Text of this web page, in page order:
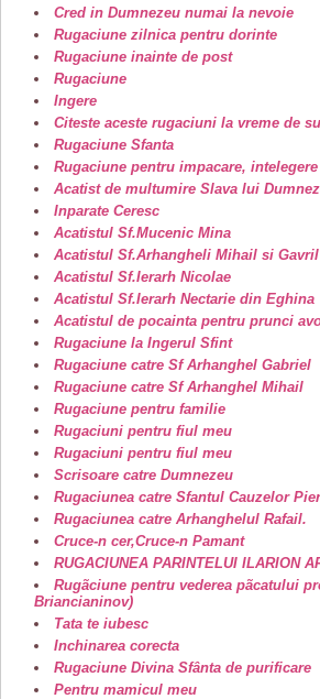
Cred in Dumnezeu numai la nevoie
Rugaciune zilnica pentru dorinte
Rugaciune inainte de post
Rugaciune
Ingere
Citeste aceste rugaciuni la vreme de
Rugaciune Sfanta
Rugaciune pentru impacare,
Acatist de multumire Slava lui
Inparate Ceresc
Acatistul Sf.Mucenic Mina
Acatistul Sf.Arhangheli Mihail si Gavril
Acatistul Sf.Ierarh Nicolae
Acatistul Sf.Ierarh Nectarie din Eghina
Acatistul de pocainta pentru prunci
Rugaciune la Ingerul Sfint
Rugaciune catre Sf Arhanghel Gabriel
Rugaciune catre Sf Arhanghel Mihail
Rugaciune pentru familie
Rugaciuni pentru fiul meu
Rugaciuni pentru fiul meu
Scrisoare catre Dumnezeu
Rugaciunea catre Sfantul Cauzelor
Rugaciunea catre Arhanghelul Rafail.
Cruce-n cer,Cruce-n Pamant
RUGACIUNEA PARINTELUI ILARION
Rugãciune pentru vederea pãcatului
Briancianinov)
Tata te iubesc
Inchinarea corecta
Rugaciune Divina Sfânta de purificare
Pentru mamicul meu